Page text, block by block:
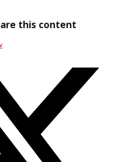
this content